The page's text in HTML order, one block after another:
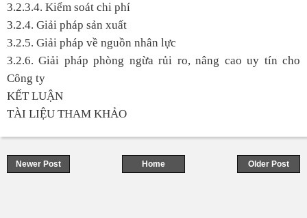
3.2.3.4. Kiểm soát chi phí
3.2.4. Giải pháp sản xuất
3.2.5. Giải pháp về nguồn nhân lực
3.2.6. Giải pháp phòng ngừa rủi ro, nâng cao uy tín cho
Công ty
KẾT LUẬN
TÀI LIỆU THAM KHẢO
Newer Post Older Post
Home